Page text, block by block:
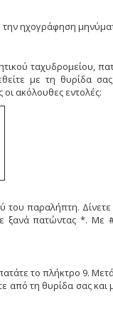
την ηχογράφηση
ταχυδρομείου,
με τη θυρίδα
οι ακόλουθες εντολές:
παραλήπτη.
ξανά πατώντας *.
το πλήκτρο 9.
από τη θυρίδα σας και